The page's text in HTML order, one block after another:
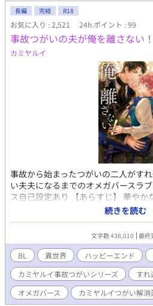
長編 完結 R18
お気に入り : 2,521 24h.ポイント : 99
事故つがいの夫が俺を離さない！
カミヤルイ
事故から始まったつがいの二人がす
い夫夫になるまでのオメガバースラ
ス自己設定あり 【あらすじ】 華や
ィーは、アカデミーのアイドルアル
卒業パーティーの夜に彼を呼び出し
やって来たのはアルファの幼馴染の
唐変木でなぜかエルフィーを嫌って
だ。 エルフィーは好きな人が来ない
ていたヒート誘発剤を誤発させ、ヒ
て目覚めると、明らかに事後であり
が！ ダブルショックのエルフィーと
治癒魔法で番解消薬を作ると誓うが
続きを読む
文字数 438,010 最終
BL 異世界 ハッピーエンド
カミヤルイ事故つがいシリーズ
すれ
オメガバース
カミヤルイつがい解消